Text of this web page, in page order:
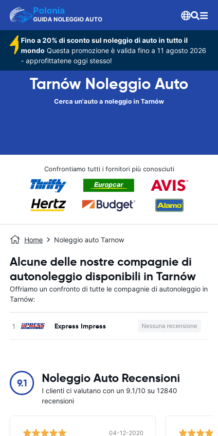
Polonia
GUIDA NOLEGGIO AUTO
Fino a 20% di sconto sul noleggio di auto in tutto il
mondo Questa promozione è valida fino a 11 agosto 2026
- approfittatene oggi stesso!
Tarnów Noleggio Auto
Cerca un'auto a noleggio in Tarnów
Confrontiamo tutti i fornitori più conosciuti
Home Noleggio auto Tarnow
Alcune delle nostre compagnie di
autonoleggio disponibili in Tarnów
Offriamo un confronto di tutte le compagnie di autonoleggio in
Tarnów:
Express Impress Nessuna recensione
9.1 Noleggio Auto Recensioni
I clienti ci valutano con un 9.1/10 su 12840
recensioni
04-12-2020